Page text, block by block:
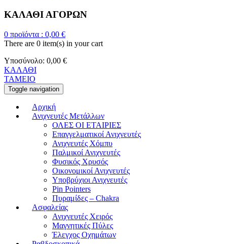
ΚΑΛΑΘΙ ΑΓΟΡΩΝ
0 προϊόντα : 0,00 €
There are 0 item(s) in your cart
Υποσύνολο: 0,00 €
ΚΑΛΑΘΙ
ΤΑΜΕΙΟ
Toggle navigation
Αρχική
Ανιχνευτές Μετάλλων
ΟΛΕΣ ΟΙ ΕΤΑΙΡΙΕΣ
Επαγγελματικοί Ανιχνευτές
Ανιχνευτές Χόμπυ
Παλμικοί Ανιχνευτές
Φυσικός Χρυσός
Οικονομικοί Ανιχνευτές
Υποβρύχιοι Ανιχνευτές
Pin Pointers
Πυραμίδες – Chakra
Ασφαλείας
Ανιχνευτές Χειρός
Μαγνητικές Πύλες
Έλεγχος Οχημάτων